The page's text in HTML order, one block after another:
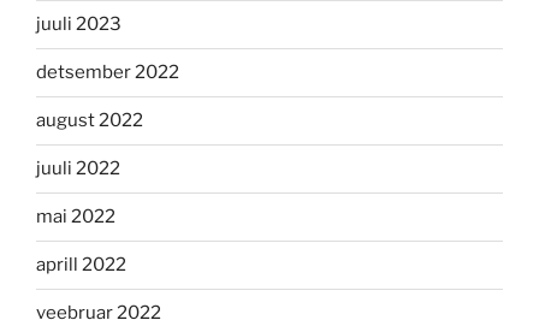
juuli 2023
detsember 2022
august 2022
juuli 2022
mai 2022
aprill 2022
veebruar 2022